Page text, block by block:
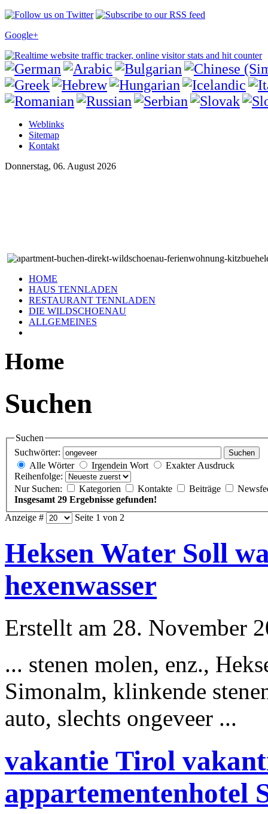
Google+
Weblinks
Sitemap
Kontakt
Donnerstag, 06. August 2026
HOME
HAUS TENNLADEN
RESTAURANT TENNLADEN
DIE WILDSCHOENAU
ALLGEMEINES
Home
Suchen
Suchen
Suchwörter:
Suchen
Alle Wörter Irgendein Wort
Exakter Ausdruck
Reihenfolge:
Nur Suchen:
Kategorien Kontakte Beiträge
Insgesamt 29 Ergebnisse gefunden!
Anzeige #
Seite 1 von 2
Heksen Water Soll
hexenwasser
Erstellt am 28. November
... stenen molen, enz.,
Simonalm, klinkende
auto, slechts ongeveer ...
vakantie Tirol
appartementenhotel